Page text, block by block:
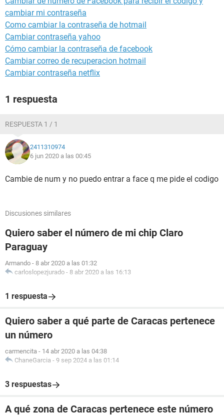
cambiar mi contraseña
Como cambiar la contraseña de hotmail
Cambiar contraseña yahoo
Cómo cambiar la contraseña de facebook
Cambiar correo de recuperacion hotmail
Cambiar contraseña netflix
1 respuesta
RESPUESTA 1 / 1
2411310974
6 jun 2020 a las 00:45
Cambie de num y no puedo entrar a face q me pide el codigo
Discusiones similares
Quiero saber el número de mi chip Claro
Paraguay
Armando - 8 abr 2020 a las 01:32
carloslopezjurado - 8 abr 2020 a las 16:13
1 respuesta
Quiero saber a qué parte de Caracas pertenece
un número
carmencita - 14 abr 2020 a las 04:38
ChaneGarcia - 9 sep 2024 a las 01:14
3 respuestas
A qué zona de Caracas pertenece este número